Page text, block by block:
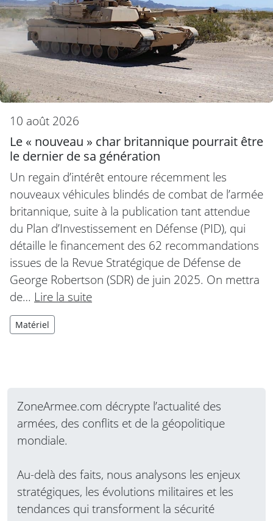
10 août 2026
Le « nouveau » char britannique pourrait être
le dernier de sa génération
Un regain d’intérêt entoure récemment les
nouveaux véhicules blindés de combat de l’armée
britannique, suite à la publication tant attendue
du Plan d’Investissement en Défense (PID), qui
détaille le financement des 62 recommandations
issues de la Revue Stratégique de Défense de
George Robertson (SDR) de juin 2025. On mettra
de… Lire la suite
Matériel
ZoneArmee.com décrypte l’actualité des
armées, des conflits et de la géopolitique
mondiale.
Au-delà des faits, nous analysons les enjeux
stratégiques, les évolutions militaires et les
tendances qui transforment la sécurité